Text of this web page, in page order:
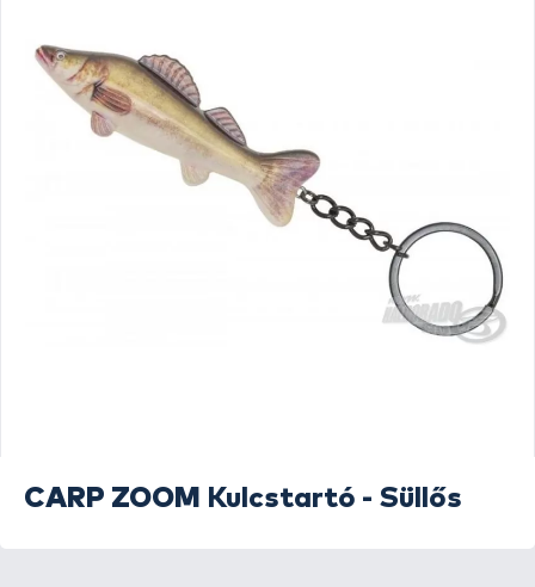
CARP ZOOM Kulcstartó - Süllős